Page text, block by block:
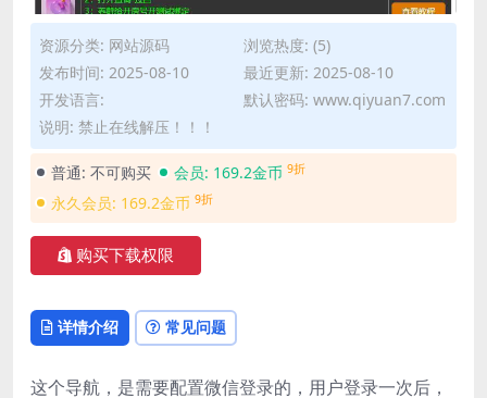
资源分类: 网站源码
浏览热度: (5)
发布时间: 2025-08-10
最近更新: 2025-08-10
开发语言:
默认密码: www.qiyuan7.com
说明: 禁止在线解压！！！
普通: 不可购买 会员: 169.2金币 9折
永久会员: 169.2金币 9折
购买下载权限
详情介绍 常见问题
这个导航，是需要配置微信登录的，用户登录一次后，